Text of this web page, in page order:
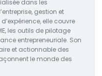
dans les
gestion et
elle couvre
les outils de pilotage
entrepreneuriale. Son
et actionnable des
le monde des